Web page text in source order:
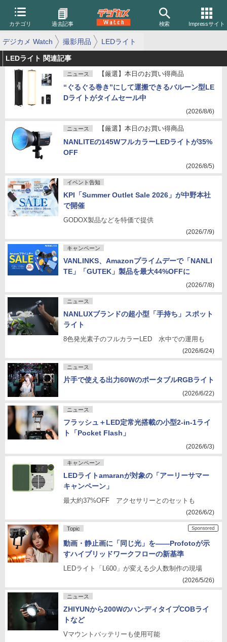
カテゴリ 過去記事 検索 Impressサイト
デジカメ Watch 撮影用品 LEDライト
LEDライト 関連記事
ニュース 【厳選】本日のお買い得商品
“ぐるぐる巻き”にして運搬できるバルーン型LE
Dライトがタイムセール中
(2026/8/6)
ニュース 【厳選】本日のお買い得商品
NANLITEの145WフルカラーLEDライトが35%
OFF
(2026/8/5)
イベント告知
KPI「Summer Outlet Sale 2026」が中野本社
で開催
GODOX製品などを特価で提供
(2026/7/9)
キャンペーン
VANLINKS、Amazonプライムデーで「NANLI
TE」「GUTEK」製品を最大44%OFFに
(2026/7/8)
ニュース
NANLUXブランドの超小型「手持ち」スポット
ライト
8色発光素子のフルカラーLED 水中での運用も
(2026/6/24)
ニュース
片手で使える出力60WのポータブルRGBライト
(2026/6/22)
ニュース
フラッシュ＋LED定常光搭載の小型2-in-1ライ
ト「Pocket Flash」
(2026/6/3)
キャンペーン
LEDライトamaranが対象の「アーリーサマー
キャンペーン」
最大約37%OFF アクセサリーとのセットも
(2026/6/2)
Topic
動画・静止画に「同じ光」を――Profotoが示
すハイブリッドワークフローの新基準
LEDライト「L600」が変える少人数制作の現場
(2026/5/26)
ニュース
ZHIYUNから200WのハンディタイプCOBライ
トなど
Vマウントバッテリーも使用可能